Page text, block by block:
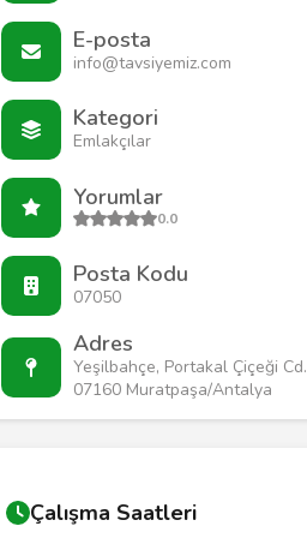
E-posta
info@tavsiyemiz.com
Kategori
Emlakçılar
Yorumlar
0.0
Posta Kodu
07050
Adres
Yeşilbahçe, Portakal Çiçeği
07160 Muratpaşa/Antalya
Çalışma Saatleri